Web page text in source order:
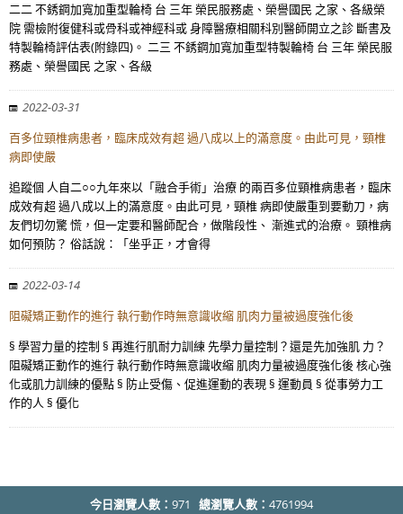
二二 不銹鋼加寬加重型輪椅 台 三年 榮民服務處、榮譽國民 之家、各級榮
院 需檢附復健科或骨科或神經科或 身障醫療相關科別醫師開立之診 斷書及
特製輪椅評估表(附錄四)。 二三 不銹鋼加寬加重型特製輪椅 台 三年 榮民服
務處、榮譽國民 之家、各級
2022-03-31
百多位頸椎病患者，臨床成效有超 過八成以上的滿意度。由此可見，頸椎
病即使嚴
追蹤個 人自二○○九年來以「融合手術」治療 的兩百多位頸椎病患者，臨床
成效有超 過八成以上的滿意度。由此可見，頸椎 病即使嚴重到要動刀，病
友們切勿驚 慌，但一定要和醫師配合，做階段性、 漸進式的治療。 頸椎病
如何預防？ 俗話說：「坐乎正，才會得
2022-03-14
阻礙矯正動作的進行 執行動作時無意識收縮 肌肉力量被過度強化後
§ 學習力量的控制 § 再進行肌耐力訓練 先學力量控制？還是先加強肌 力？
阻礙矯正動作的進行 執行動作時無意識收縮 肌肉力量被過度強化後 核心強
化或肌力訓練的優點 § 防止受傷、促進運動的表現 § 運動員 § 從事勞力工
作的人 § 優化
今日瀏覽人數： 971 總瀏覽人數： 4761994